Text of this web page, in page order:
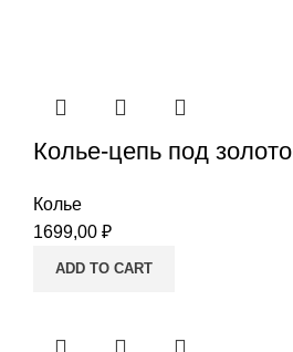
Колье-цепь под золото
Колье
1699,00 ₽
ADD TO CART